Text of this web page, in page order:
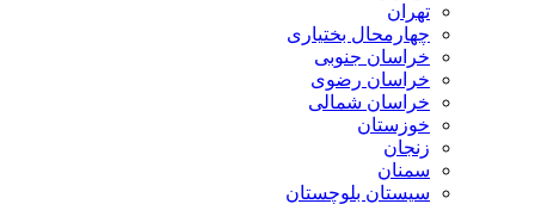
تهران
چهارمحال بختیاری
خراسان جنوبی
خراسان رضوی
خراسان شمالی
خوزستان
زنجان
سمنان
سیستان بلوچستان